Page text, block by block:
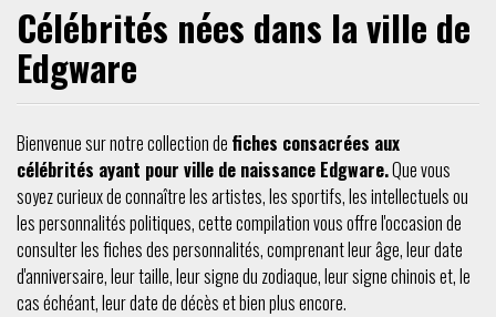
Célébrités nées dans la ville de
Edgware
Bienvenue sur notre collection de fiches consacrées aux
célébrités ayant pour ville de naissance Edgware.Que vous
soyez curieux de connaître les artistes, les sportifs, les intellectuels ou
les personnalités politiques, cette compilation vous offre l'occasion de
consulter les fiches des personnalités, comprenant leur âge, leur date
d'anniversaire, leur taille, leur signe du zodiaque, leur signe chinois et, le
cas échéant, leur date de décès et bien plus encore.